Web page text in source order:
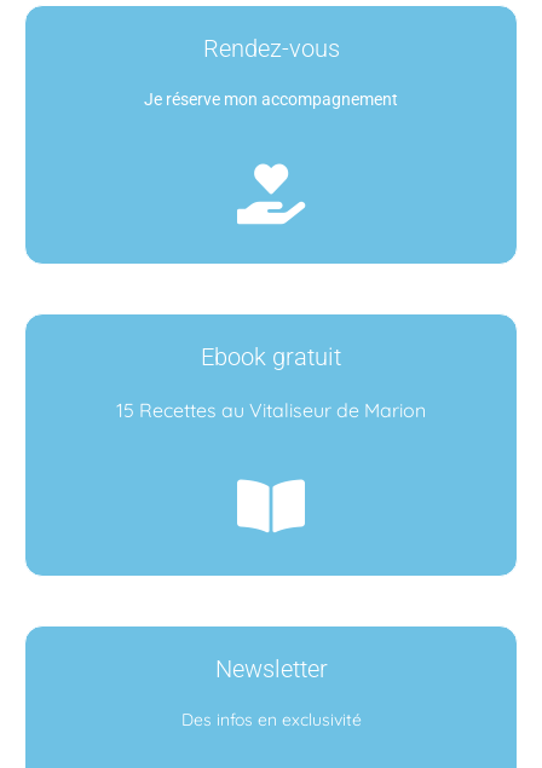
Rendez-vous
Je réserve mon accompagnement
Ebook gratuit
15 Recettes au Vitaliseur de Marion
Newsletter
Des infos en exclusivité